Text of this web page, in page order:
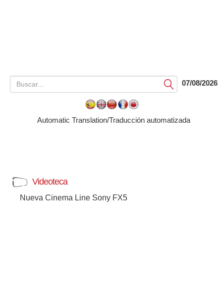
Submit07/08/2026
Automatic Translation/Traducción automatizada
Videoteca
Nueva Cinema Line Sony FX5